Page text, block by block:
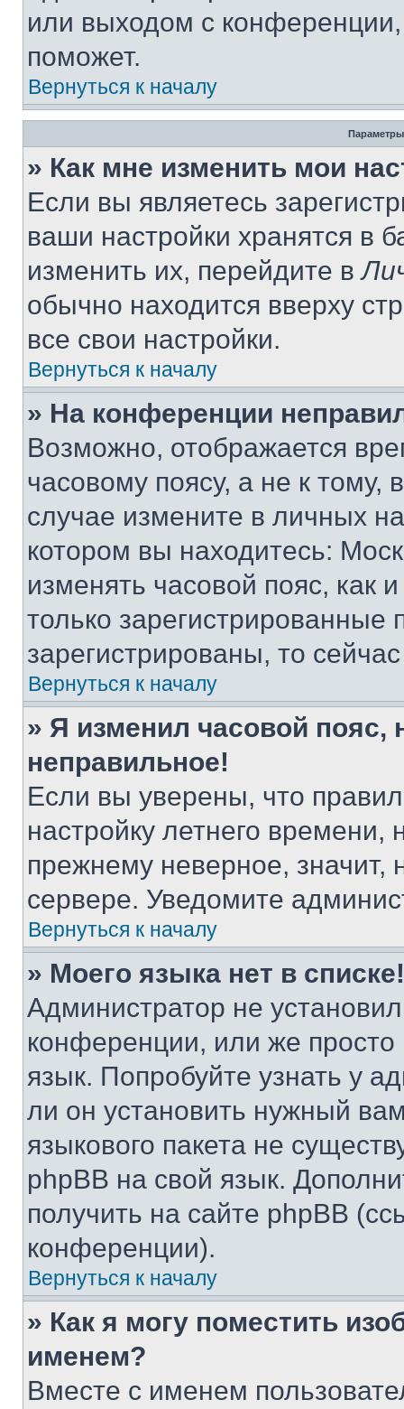
или выходом с
поможет.
Вернуться к началу
Параметры
» Как мне изменить мои
Если вы являетесь
ваши настройки хранятся в
изменить их, перейдите в
обычно находится вверху
все свои настройки.
Вернуться к началу
» На конференции
Возможно, отображается
часовому поясу, а не к тому,
случае измените в личных
котором вы находитесь:
изменять часовой пояс, как
только
зарегистрированы, то
Вернуться к началу
» Я изменил часовой пояс,
неправильное!
Если вы уверены, что
настройку летнего
прежнему неверное, значит,
сервере. Уведомите
Вернуться к началу
» Моего языка нет в списке!
Администратор не
конференции, или же
язык. Попробуйте узнать у
ли он установить нужный
языкового пакета не
phpBB на свой язык.
получить на сайте phpBB
конференции).
Вернуться к началу
» Как я могу поместить
именем?
Вместе с именем